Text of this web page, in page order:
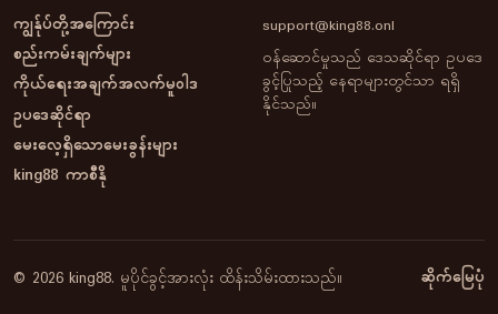
ကျွန်ုပ်တို့အကြောင်း
စည်းကမ်းချက်များ
ကိုယ်ရေးအချက်အလက်မူဝါဒ
ဥပဒေဆိုင်ရာ
မေးလေ့ရှိသောမေးခွန်းများ
king88 ကာစီနို
support@king88.onl
ဝန်ဆောင်မှုသည် ဒေသဆိုင်ရာ ဥပဒေ
ခွင့်ပြုသည့် နေရာများတွင်သာ ရရှိ
နိုင်သည်။
© 2026 king88. မူပိုင်ခွင့်အားလုံး ထိန်းသိမ်းထားသည်။ ဆိုက်မြေပုံ